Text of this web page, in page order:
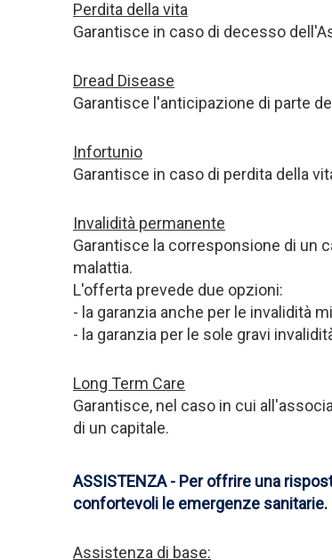
Perdita della vita
Garantisce in caso di decesso
Dread Disease
Garantisce l'anticipazione di parte
Infortunio
Garantisce in caso di perdita della
Invalidità permanente
Garantisce la corresponsione di un
malattia.
L'offerta prevede due opzioni:
- la garanzia anche per le invalidità
- la garanzia per le sole gravi
Long Term Care
Garantisce, nel caso in cui
di un capitale.
ASSISTENZA - Per offrire una
confortevoli le emergenze sanitarie.
Assistenza di base: